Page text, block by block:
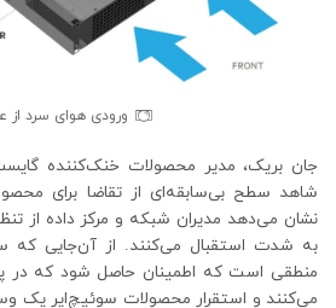
ورودی هوای سرد از
جان بریک، مدیر محصولات خنک‌کننده
شاهد سطح بی‌سابقه‌ای از تقاضا برای
نشان می‌دهد مدیران شبکه و مرکز داده از
به شدت استقبال می‌کنند. از آن‌جایی که
منطقی است که اطمینان حاصل شود که در
می‌کنند و استقرار محصولات سوئیچ‌ایر یک